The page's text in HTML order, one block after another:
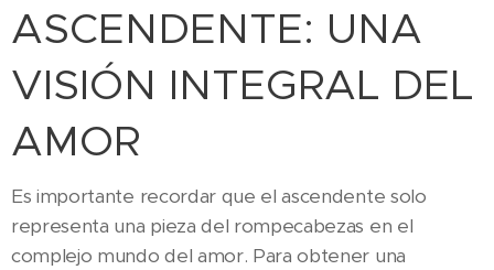
ASCENDENTE: UNA
VISIÓN INTEGRAL DEL
AMOR
Es importante recordar que el ascendente solo
representa una pieza del rompecabezas en el
complejo mundo del amor. Para obtener una